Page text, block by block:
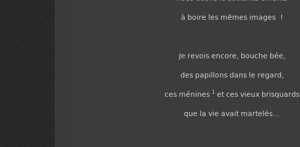
à boire les mêmes images !
Je revois encore, bouche bée,
des papillons dans le regard,
ces ménines 1 et ces vieux brisquards
que la vie avait martelés…